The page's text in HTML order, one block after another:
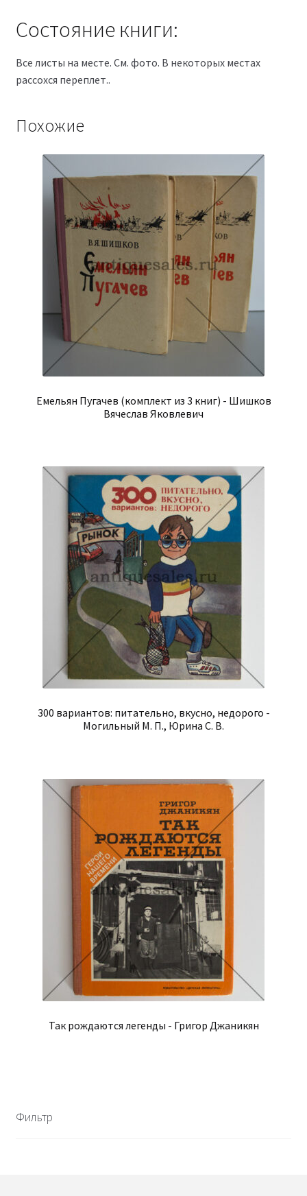
Состояние книги:
Все листы на месте. См. фото. В некоторых местах
рассохся переплет..
Похожие
Емельян Пугачев (комплект из 3 книг) - Шишков
Вячеслав Яковлевич
300 вариантов: питательно, вкусно, недорого -
Могильный М. П., Юрина С. В.
Так рождаются легенды - Григор Джаникян
Фильтр